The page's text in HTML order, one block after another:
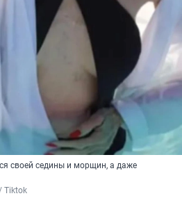
своей седины и морщин, а даже
Tiktok